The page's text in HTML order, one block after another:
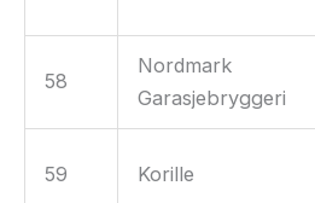
58
Nordmark
Garasjebryggeri
59 Korille